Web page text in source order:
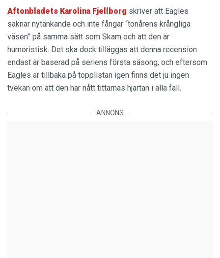
Aftonbladets Karolina Fjellborg skriver att Eagles
saknar nytänkande och inte fångar “tonårens krångliga
väsen” på samma sätt som Skam och att den är
humoristisk. Det ska dock tilläggas att denna recension
endast är baserad på seriens första säsong, och eftersom
Eagles är tillbaka på topplistan igen finns det ju ingen
tvekan om att den har nått tittarnas hjärtan i alla fall.
ANNONS